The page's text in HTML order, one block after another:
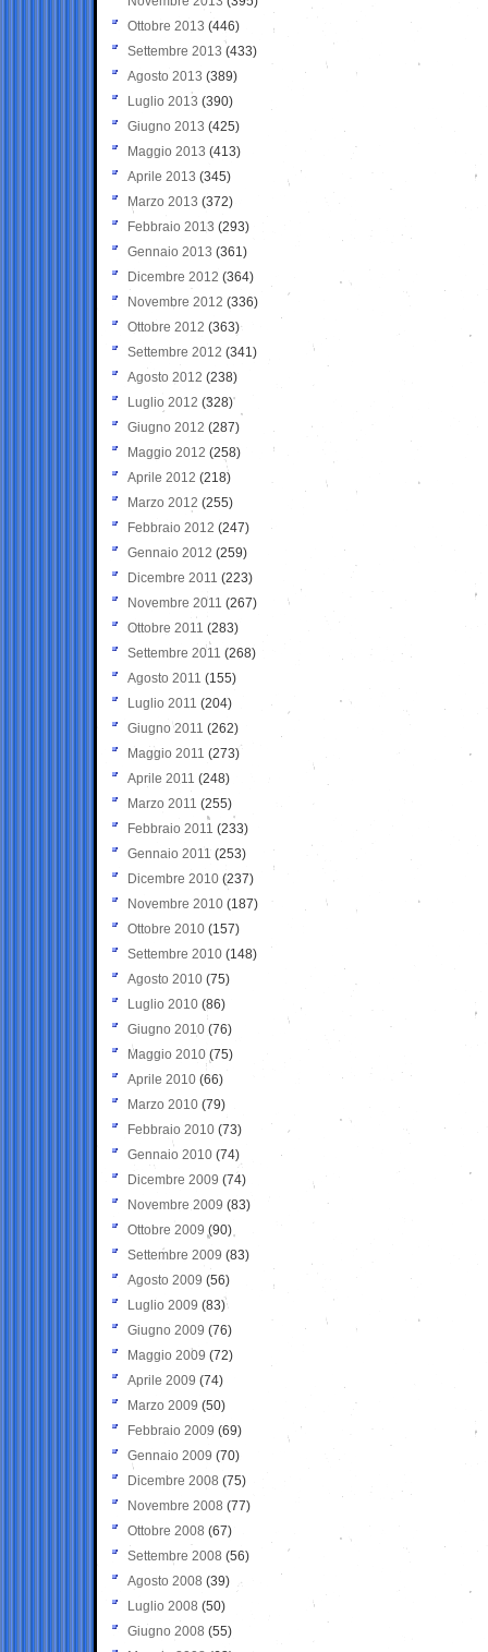
Ottobre 2013 (446)
Settembre 2013 (433)
Agosto 2013 (389)
Luglio 2013 (390)
Giugno 2013 (425)
Maggio 2013 (413)
Aprile 2013 (345)
Marzo 2013 (372)
Febbraio 2013 (293)
Gennaio 2013 (361)
Dicembre 2012 (364)
Novembre 2012 (336)
Ottobre 2012 (363)
Settembre 2012 (341)
Agosto 2012 (238)
Luglio 2012 (328)
Giugno 2012 (287)
Maggio 2012 (258)
Aprile 2012 (218)
Marzo 2012 (255)
Febbraio 2012 (247)
Gennaio 2012 (259)
Dicembre 2011 (223)
Novembre 2011 (267)
Ottobre 2011 (283)
Settembre 2011 (268)
Agosto 2011 (155)
Luglio 2011 (204)
Giugno 2011 (262)
Maggio 2011 (273)
Aprile 2011 (248)
Marzo 2011 (255)
Febbraio 2011 (233)
Gennaio 2011 (253)
Dicembre 2010 (237)
Novembre 2010 (187)
Ottobre 2010 (157)
Settembre 2010 (148)
Agosto 2010 (75)
Luglio 2010 (86)
Giugno 2010 (76)
Maggio 2010 (75)
Aprile 2010 (66)
Marzo 2010 (79)
Febbraio 2010 (73)
Gennaio 2010 (74)
Dicembre 2009 (74)
Novembre 2009 (83)
Ottobre 2009 (90)
Settembre 2009 (83)
Agosto 2009 (56)
Luglio 2009 (83)
Giugno 2009 (76)
Maggio 2009 (72)
Aprile 2009 (74)
Marzo 2009 (50)
Febbraio 2009 (69)
Gennaio 2009 (70)
Dicembre 2008 (75)
Novembre 2008 (77)
Ottobre 2008 (67)
Settembre 2008 (56)
Agosto 2008 (39)
Luglio 2008 (50)
Giugno 2008 (55)